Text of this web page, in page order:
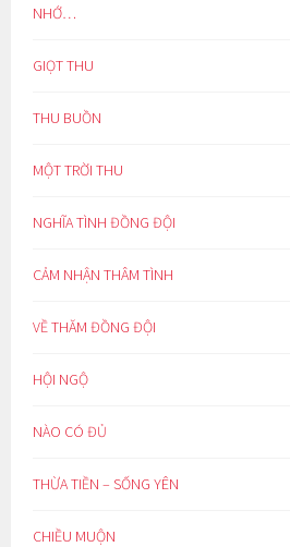
NHỚ…
GIỌT THU
THU BUỒN
MỘT TRỜI THU
NGHĨA TÌNH ĐỒNG ĐỘI
CẢM NHẬN THÂM TÌNH
VỀ THĂM ĐỒNG ĐỘI
HỘI NGỘ
NÀO CÓ ĐỦ
THỪA TIỀN – SỐNG YÊN
CHIỀU MUỘN